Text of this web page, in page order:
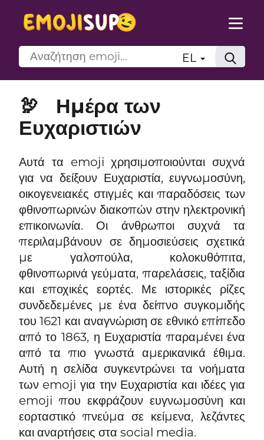
EL
🦃
Ημέρα των
Ευχαριστιών
Αυτά τα emoji χρησιμοποιούνται συχνά
για να δείξουν Ευχαριστία, ευγνωμοσύνη,
οικογενειακές στιγμές και παραδόσεις των
φθινοπωρινών διακοπών στην ηλεκτρονική
επικοινωνία. Οι άνθρωποι συχνά τα
περιλαμβάνουν σε δημοσιεύσεις σχετικά
με γαλοπούλα, κολοκυθόπιτα,
φθινοπωρινά γεύματα, παρελάσεις, ταξίδια
και εποχικές εορτές. Με ιστορικές ρίζες
συνδεδεμένες με ένα δείπνο συγκομιδής
του 1621 και αναγνώριση σε εθνικό επίπεδο
από το 1863, η Ευχαριστία παραμένει ένα
από τα πιο γνωστά αμερικανικά έθιμα.
Αυτή η σελίδα συγκεντρώνει τα νοήματα
των emoji για την Ευχαριστία και ιδέες για
emoji που εκφράζουν ευγνωμοσύνη και
εορταστικό πνεύμα σε κείμενα, λεζάντες
και αναρτήσεις στα social media.